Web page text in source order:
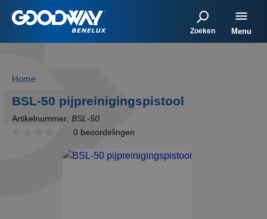
Zoeken Menu
Home
BSL-50 pijpreinigingspistool
Artikelnummer: BSL-50
0 beoordelingen